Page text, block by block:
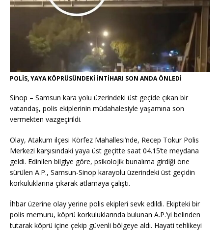
POLİS, YAYA KÖPRÜSÜNDEKİ İNTİHARI SON ANDA ÖNLEDİ
Sinop – Samsun kara yolu üzerindeki üst geçide çıkan bir
vatandaş, polis ekiplerinin müdahalesiyle yaşamına son
vermekten vazgeçirildi.
Olay, Atakum ilçesi Körfez Mahallesi’nde, Recep Tokur Polis
Merkezi karşısındaki yaya üst geçitte saat 04.15’te meydana
geldi. Edinilen bilgiye göre, psikolojik bunalıma girdiği öne
sürülen A.P., Samsun-Sinop karayolu üzerindeki üst geçidin
korkuluklarına çıkarak atlamaya çalıştı.
İhbar üzerine olay yerine polis ekipleri sevk edildi. Ekipteki bir
polis memuru, köprü korkuluklarında bulunan A.P.’yi belinden
tutarak köprü içine çekip güvenli bölgeye aldı. Hayati tehlikeyi